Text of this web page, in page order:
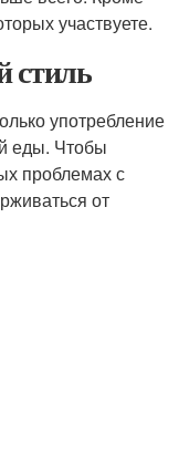
участвуете.
стиль
употребление
еды. Чтобы
проблемах с
от